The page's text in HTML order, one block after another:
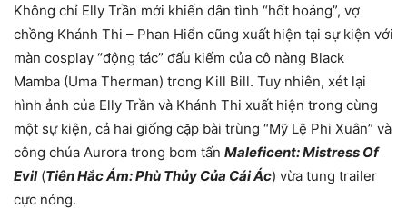
Không chỉ Elly Trần mới khiến dân tình “hốt hoảng”, vợ
chồng Khánh Thi – Phan Hiển cũng xuất hiện tại sự kiện với
màn cosplay “động tác” đấu kiếm của cô nàng Black
Mamba (Uma Therman) trong Kill Bill. Tuy nhiên, xét lại
hình ảnh của Elly Trần và Khánh Thi xuất hiện trong cùng
một sự kiện, cả hai giống cặp bài trùng “Mỹ Lệ Phi Xuân” và
công chúa Aurora trong bom tấn Maleficent: Mistress Of
Evil(Tiên Hắc Ám: Phù Thủy Của Cái Ác) vừa tung trailer
cực nóng.